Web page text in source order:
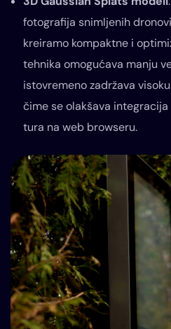
fotografija snimljenih
kreiramo kompaktne i
tehnika omogućava manju
istovremeno zadržava
čime se olakšava
tura na web browseru.